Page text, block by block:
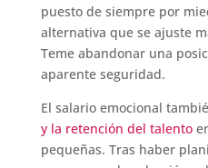
puesto de siempre por
alternativa que se ajuste
Teme abandonar una
aparente seguridad.
El salario emocional
y la retención del talento
pequeñas. Tras haber